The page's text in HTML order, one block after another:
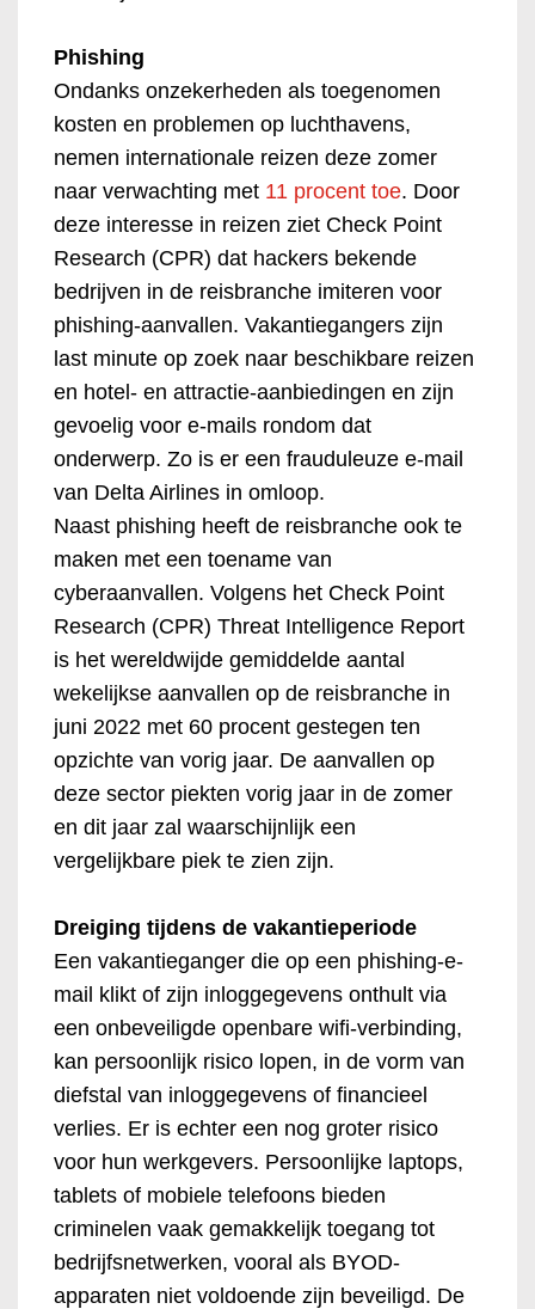
Phishing
Ondanks onzekerheden als toegenomen
kosten en problemen op luchthavens,
nemen internationale reizen deze zomer
naar verwachting met 11 procent toe. Door
deze interesse in reizen ziet Check Point
Research (CPR) dat hackers bekende
bedrijven in de reisbranche imiteren voor
phishing-aanvallen. Vakantiegangers zijn
last minute op zoek naar beschikbare reizen
en hotel- en attractie-aanbiedingen en zijn
gevoelig voor e-mails rondom dat
onderwerp. Zo is er een frauduleuze e-mail
van Delta Airlines in omloop.
Naast phishing heeft de reisbranche ook te
maken met een toename van
cyberaanvallen. Volgens het Check Point
Research (CPR) Threat Intelligence Report
is het wereldwijde gemiddelde aantal
wekelijkse aanvallen op de reisbranche in
juni 2022 met 60 procent gestegen ten
opzichte van vorig jaar. De aanvallen op
deze sector piekten vorig jaar in de zomer
en dit jaar zal waarschijnlijk een
vergelijkbare piek te zien zijn.
Dreiging tijdens de vakantieperiode
Een vakantieganger die op een phishing-e-
mail klikt of zijn inloggegevens onthult via
een onbeveiligde openbare wifi-verbinding,
kan persoonlijk risico lopen, in de vorm van
diefstal van inloggegevens of financieel
verlies. Er is echter een nog groter risico
voor hun werkgevers. Persoonlijke laptops,
tablets of mobiele telefoons bieden
criminelen vaak gemakkelijk toegang tot
bedrijfsnetwerken, vooral als BYOD-
apparaten niet voldoende zijn beveiligd. De